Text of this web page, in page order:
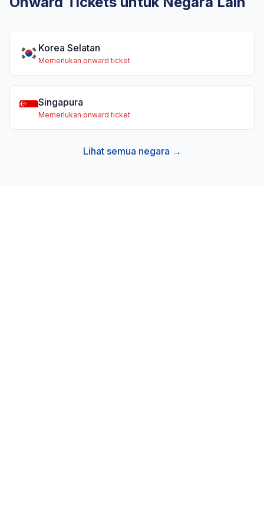
Korea Selatan
Memerlukan onward ticket
Singapura
Memerlukan onward ticket
Lihat semua negara →